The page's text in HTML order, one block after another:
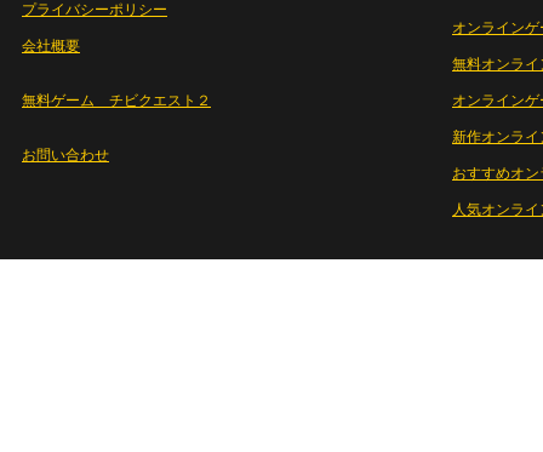
プライバシーポリシー
会社概要
無料ゲーム チビクエスト２
お問い合わせ
オンラインゲ
無料オンライ
オンライン
新作オンライ
おすすめオ
人気オンラ